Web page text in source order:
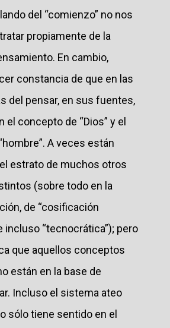
del “comienzo” no nos
propiamente de la
En cambio,
constancia de que en las
del pensar, en sus fuentes,
el concepto de “Dios” y el
A veces están
estrato de muchos otros
(sobre todo en la
de “cosificación
incluso “tecnocrática”); pero
que aquellos conceptos
están en la base de
Incluso el sistema ateo
sólo tiene sentido en el